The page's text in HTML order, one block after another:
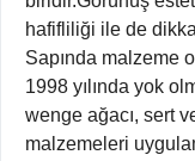
hafifliliği ile de
Sapında malzeme
1998 yılında yok
wenge ağacı, sert
malzemeleri